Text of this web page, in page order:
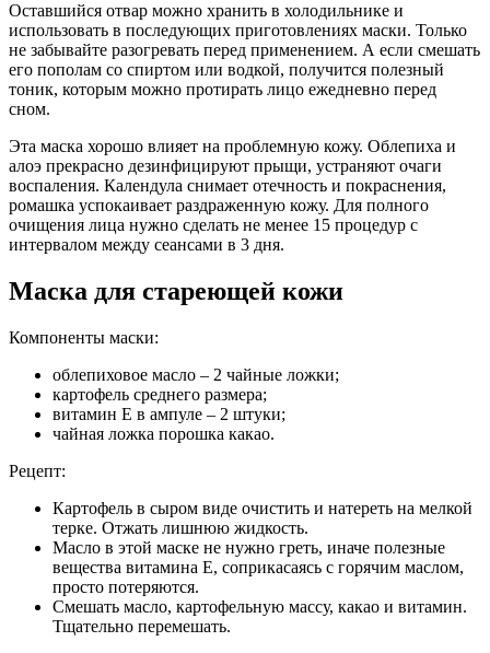
Оставшийся отвар можно хранить в холодильнике и
использовать в последующих приготовлениях маски. Только
не забывайте разогревать перед применением. А если смешать
его пополам со спиртом или водкой, получится полезный
тоник, которым можно протирать лицо ежедневно перед
сном.
Эта маска хорошо влияет на проблемную кожу. Облепиха и
алоэ прекрасно дезинфицируют прыщи, устраняют очаги
воспаления. Календула снимает отечность и покраснения,
ромашка успокаивает раздраженную кожу. Для полного
очищения лица нужно сделать не менее 15 процедур с
интервалом между сеансами в 3 дня.
Маска для стареющей кожи
Компоненты маски:
облепиховое масло – 2 чайные ложки;
картофель среднего размера;
витамин Е в ампуле – 2 штуки;
чайная ложка порошка какао.
Рецепт:
Картофель в сыром виде очистить и натереть на мелкой
терке. Отжать лишнюю жидкость.
Масло в этой маске не нужно греть, иначе полезные
вещества витамина Е, соприкасаясь с горячим маслом,
просто потеряются.
Смешать масло, картофельную массу, какао и витамин.
Тщательно перемешать.